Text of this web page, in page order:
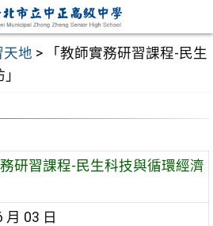
天地 >
「教師實務研習課程-民生
務研習課程-民生科技與循環經濟
月 03 日